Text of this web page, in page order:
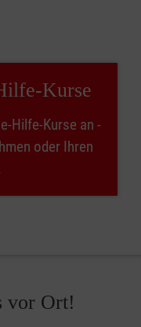
Kurse
Hilfe-Kurse an -
oder Ihren
vor Ort!